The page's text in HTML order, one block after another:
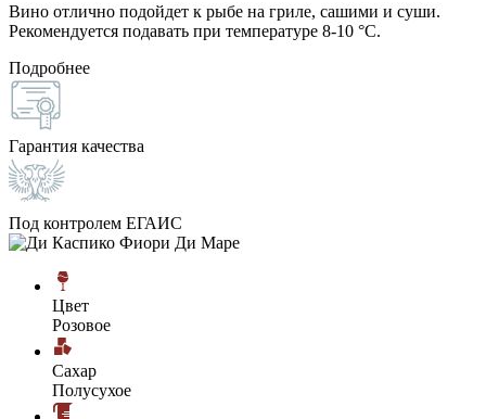
Вино отлично подойдет к рыбе на гриле, сашими и суши.
Рекомендуется подавать при температуре 8-10 °C.
Подробнее
Гарантия качества
Под контролем ЕГАИС
Цвет
Розовое
Сахар
Полусухое